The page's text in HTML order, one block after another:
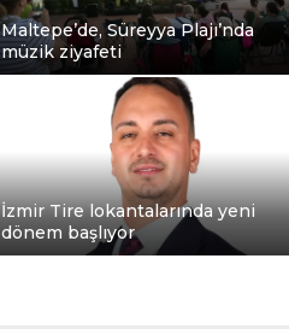
Maltepe’de, Süreyya Plajı’nda
müzik ziyafeti
İzmir Tire lokantalarında yeni
dönem başlıyor